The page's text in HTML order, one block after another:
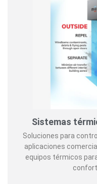
Sistemas
Soluciones para
aplicaciones
equipos térmicos